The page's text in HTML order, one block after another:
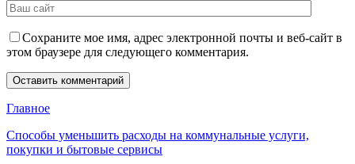
Сохраните мое имя, адрес электронной почты и веб-сайт в
этом браузере для следующего комментария.
Главное
Способы уменьшить расходы на коммунальные услуги,
покупки и бытовые сервисы